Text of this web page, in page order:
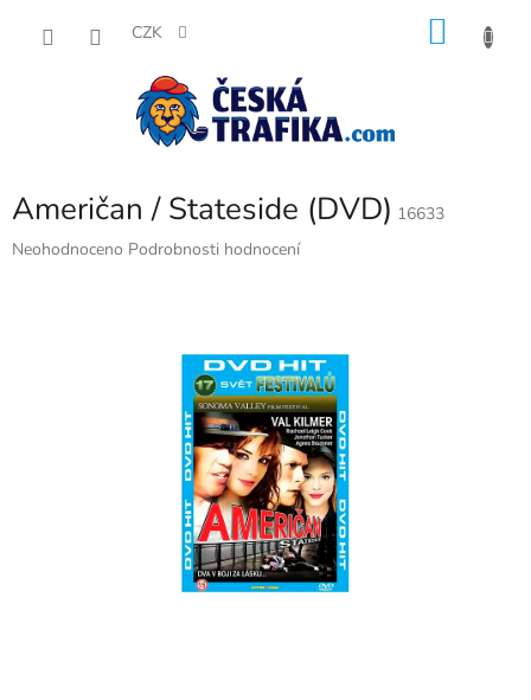
CZK
Američan / Stateside (DVD) 16633
Průměrné
Neohodnoceno Podrobnosti hodnocení